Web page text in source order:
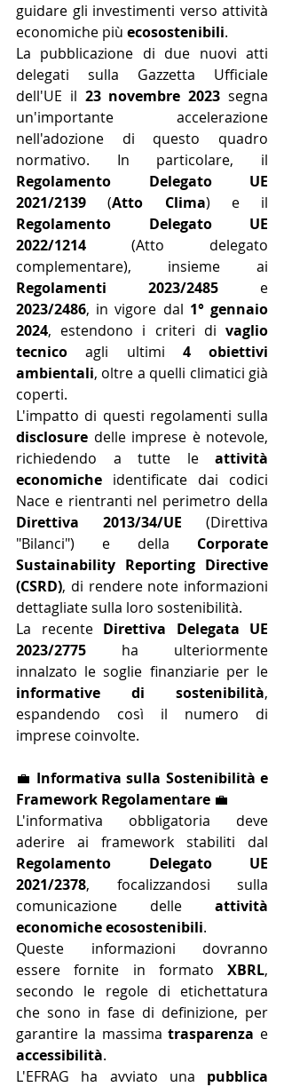
guidare gli investimenti verso attività
economiche più ecosostenibili.
La pubblicazione di due nuovi atti
delegati sulla Gazzetta Ufficiale
dell'UE il 23 novembre 2023 segna
un'importante accelerazione
nell'adozione di questo quadro
Regolamento Delegato UE
2021/2139 (Atto Clima
Regolamento Delegato UE
2022/1214 (Atto delegato
Regolamenti 2023/2485
2023/2486, in vigore dal 1° gennaio
2024, estendono i criteri di vaglio
tecnico agli ultimi 4 obiettivi
ambientali, oltre a quelli climatici già
coperti.
disclosure delle imprese è notevole,
richiedendo a tutte le attività
economiche identificate dai codici
Direttiva 2013/34/UE (Direttiva
"Bilanci") e della Corporate
Sustainability Reporting Directive
(CSRD), di rendere note informazioni
dettagliate sulla loro sostenibilità.
La recente Direttiva Delegata UE
2023/2775 ha ulteriormente
informative di sostenibilità,
espandendo così il numero di
imprese coinvolte.
💼 Informativa sulla Sostenibilità e
Framework Regolamentare 💼
L'informativa obbligatoria deve
Regolamento Delegato UE
2021/2378, focalizzandosi sulla
comunicazione delle attività
economiche ecosostenibili.
Queste informazioni dovranno
essere fornite in formato XBRL,
secondo le regole di etichettatura
che sono in fase di definizione, per
garantire la massima trasparenza
accessibilità.
L'EFRAG ha avviato una pubblica